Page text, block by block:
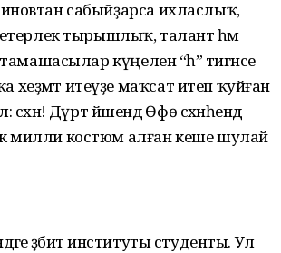
сабыйҙарса ихласлыҡ,
етерлек тырышлыҡ, талант һәм
күңелен “һә” тигәнсе
итеүҙе маҡсат итеп ҡуйған
Дүрт йәшендә Өфө сәхнәһендә
милли костюм алған кеше шулай
әҙәбиәт институты студенты. Ул